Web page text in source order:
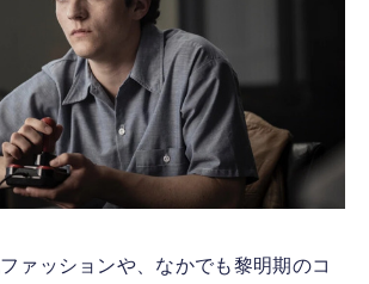
ァッションや、なかでも黎明期のコ